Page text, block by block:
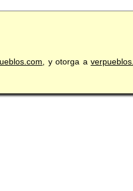
, y otorga a